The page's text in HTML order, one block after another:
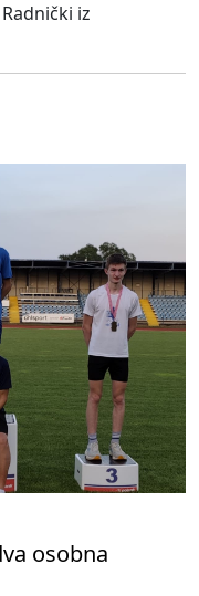
iz
osobna